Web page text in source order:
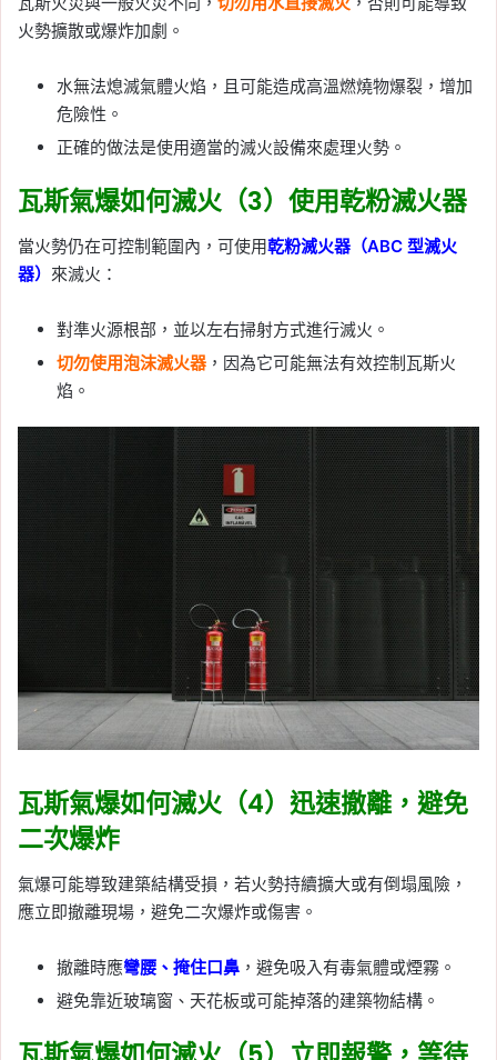
火勢擴散或爆炸加劇。
水無法熄滅氣體火焰，且可能造成高溫燃燒物爆裂，增加
危險性。
正確的做法是使用適當的滅火設備來處理火勢。
瓦斯氣爆如何滅火（3） 使用乾粉滅火器
當火勢仍在可控制範圍內，可使用乾粉滅火器（ABC 型滅火
器） 來滅火：
對準火源根部，並以左右掃射方式進行滅火。
切勿使用泡沫滅火器 ，因為它可能無法有效控制瓦斯火
焰。
瓦斯氣爆如何滅火（4） 迅速撤離，避免
二次爆炸
氣爆可能導致建築結構受損，若火勢持續擴大或有倒塌風險，
應立即撤離現場，避免二次爆炸或傷害。
撤離時應彎腰、掩住口鼻 ，避免吸入有毒氣體或煙霧。
避免靠近玻璃窗、天花板或可能掉落的建築物結構。